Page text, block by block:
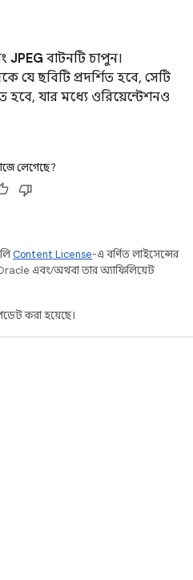
JPEG বাটনটি চাপুন।
যে ছবিটি প্রদর্শিত হবে, সেটি
যার মধ্যে ওরিয়েন্টেশনও
লেগেছে?
Content License-এ বর্ণিত লাইসেন্সের
এবং/অথবা তার অ্যাফিলিয়েট
করা হয়েছে।